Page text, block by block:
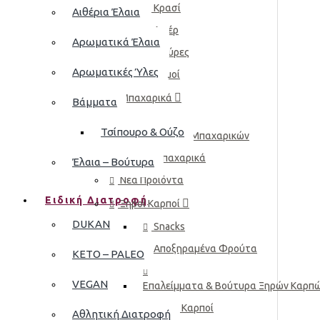
Αιθέρια Έλαια
Αρωματικά Έλαια
Αρωματικές Ύλες
Βάμματα
Τσίπουρο & Ούζο
Έλαια – Βούτυρα
Ειδική Διατροφή
DUKAN
KETO – PALEO
VEGAN
Αθλητική Διατροφή
Κρασί
Λικέρ
Μπύρες
Χυμοί
Μπαχαρικά
Μείγματα Μπαχαρικών
Μπαχαρικά
Νέα Προϊόντα
Ξηροί Καρποί
Snacks
Αποξηραμένα Φρούτα
Επαλείμματα & Βούτυρα Ξηρών
Ξηροί Καρποί